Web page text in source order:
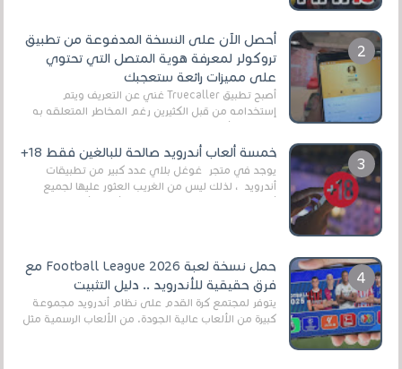
أحصل الآن على النسخة المدفوعة من تطبيق
تروكولر لمعرفة هوية المتصل التي تحتوي
على مميزات رائعة ستعجبك
أصبح تطبيق Truecaller غني عن التعريف ويتم
إستخدامه من قبل الكثيرين رغم المخاطر المتعلقه به
خمسة ألعاب أندرويد صالحة للبالغين فقط 18+
يوجد في متجر غوغل بلاي عدد كبير من تطبيقات
أندرويد ، لذلك ليس من الغريب العثور عليها لجميع
حمل نسخة لعبة Football League 2026 مع
فرق حقيقية للأندرويد .. دليل التثبيت
يتوفر لمجتمع كرة القدم على نظام أندرويد مجموعة
كبيرة من الألعاب عالية الجودة. من الألعاب الرسمية مثل